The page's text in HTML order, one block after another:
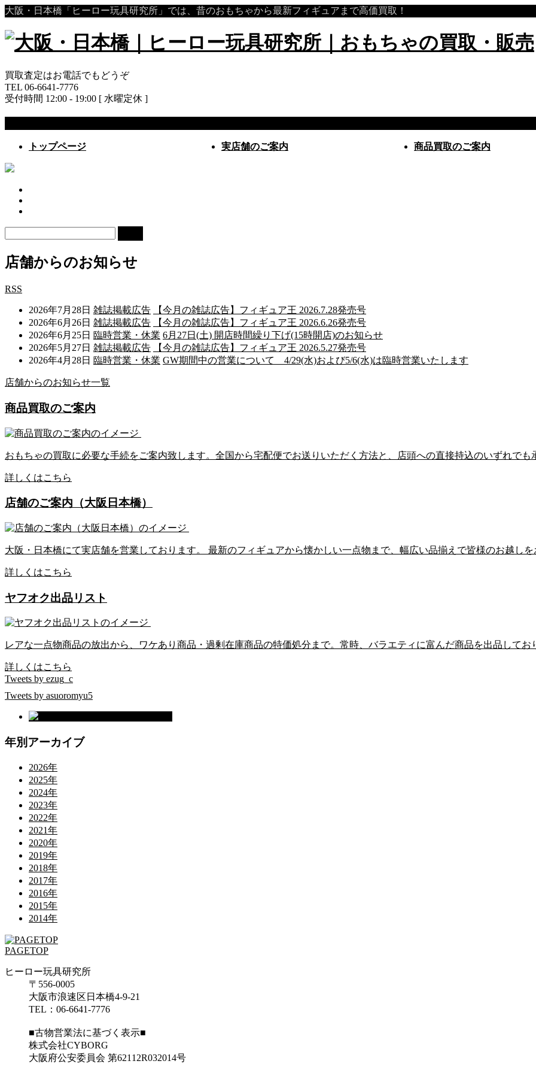
大阪・日本橋「ヒーロー玩具研究所」では、昔のおもちゃから最新フィギュアまで高価買取！
買取査定はお電話でもどうぞ
TEL 06-6641-7776
受付時間 12:00 - 19:00 [ 水曜定休 ]
ュ
トップページ 実店舗のご案内 商品買取のご案内
店舗からのお知らせ
RSS
2026年7月28日 雑誌掲載広告
【今月の雑誌広告】フィギュア王 2026.7.28発売号
2026年6月26日 雑誌掲載広告
【今月の雑誌広告】フィギュア王 2026.6.26発売号
2026年6月25日 臨時営業・休業 6月27日(土) 開店時間繰り下げ(15時開店)のお知らせ
2026年5月27日 雑誌掲載広告
【今月の雑誌広告】フィギュア王 2026.5.27発売号
2026年4月28日 臨時営業・休業 GW期間中の営業について 4/29(水)および5/6(水)は臨時営業いたします
店舗からのお知らせ一覧
商品買取のご案内
おもちゃの買取に必要な手続をご案内致します。全国から宅配便でお送りいただく方法と、店頭への直接持込のいずれでも
詳しくはこちら
店舗のご案内（大阪日本橋）
大阪・日本橋にて実店舗を営業しております。 最新のフィギュアから懐かしい一点物まで、幅広い品揃えで皆様のお越しを
詳しくはこちら
ヤフオク出品リスト
レアな一点物商品の放出から、ワケあり商品・過剰在庫商品の特価処分まで。常時、バラエティに富んだ商品を出品してお
詳しくはこちら
Tweets by ezug_c
Tweets by asuoromyu5
年別アーカイブ
2026年
2025年
2024年
2023年
2022年
2021年
2020年
2019年
2018年
2017年
2016年
2015年
2014年
PAGETOP
ヒーロー玩具研究所
〒556-0005
大阪市浪速区日本橋4-9-21
TEL：06-6641-7776
■古物営業法に基づく表示■
株式会社CYBORG
大阪府公安委員会 第62112R032014号